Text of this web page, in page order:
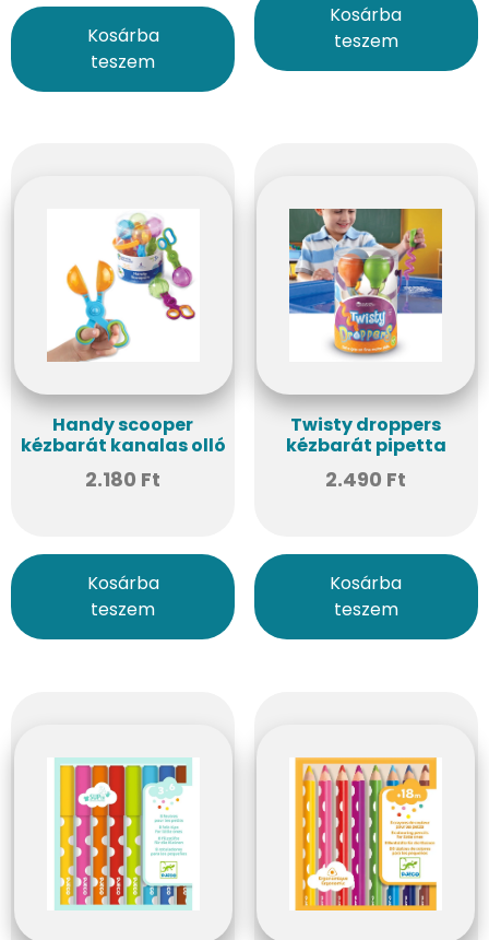
Kosárba
teszem
Kosárba
teszem
Handy scooper
kézbarát kanalas olló
2.180 Ft
Kosárba
teszem
Twisty droppers
kézbarát pipetta
2.490 Ft
Kosárba
teszem